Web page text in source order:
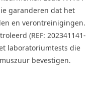
garanderen dat het
en verontreinigingen.
(REF: 202341141-
laboratoriumtests die
bevestigen.